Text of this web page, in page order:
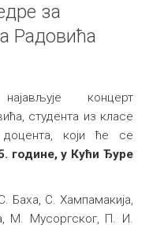
за
Радовића
концерт
студента из класе
који ће се
године, у Кући Ђуре
Баха, С. Хампамакија,
М. Мусоргског, П. И.